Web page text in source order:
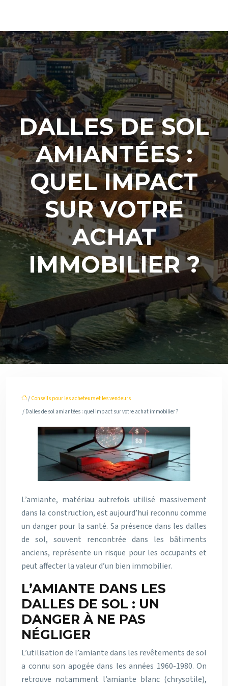
DALLES DE SOL
AMIANTÉES :
QUEL IMPACT
SUR VOTRE
ACHAT
IMMOBILIER ?
/ Conseils pour les acheteurs et les vendeurs
/ Dalles de sol amiantées : quel impact sur votre achat immobilier ?
L’amiante, matériau autrefois utilisé massivement
dans la construction, est aujourd’hui reconnu comme
un danger pour la santé. Sa présence dans les dalles
de sol, souvent rencontrée dans les bâtiments
anciens, représente un risque pour les occupants et
peut affecter la valeur d’un bien immobilier.
L’AMIANTE DANS LES
DALLES DE SOL : UN
DANGER À NE PAS
NÉGLIGER
L’utilisation de l’amiante dans les revêtements de sol
a connu son apogée dans les années 1960-1980. On
retrouve notamment l’amiante blanc (chrysotile),